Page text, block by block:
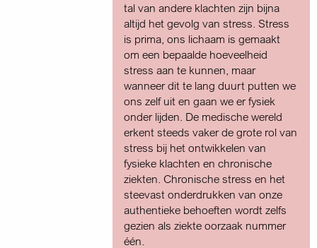
tal van andere klachten zijn bijna
altijd het gevolg van stress. Stress
is prima, ons lichaam is gemaakt
om een bepaalde hoeveelheid
stress aan te kunnen, maar
wanneer dit te lang duurt putten we
ons zelf uit en gaan we er fysiek
onder lijden. De medische wereld
erkent steeds vaker de grote rol van
stress bij het ontwikkelen van
fysieke klachten en chronische
ziekten. Chronische stress en het
steevast onderdrukken van onze
authentieke behoeften wordt zelfs
gezien als ziekte oorzaak nummer
één.